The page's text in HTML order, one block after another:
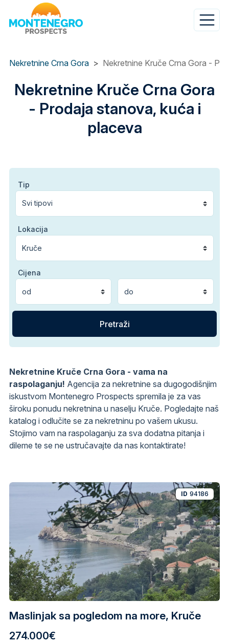
Nekretnine Crna Gora
Nekretnine Kruče Crna Gora -
Nekretnine Kruče Crna Gora
- Prodaja stanova, kuća i
placeva
Tip
Lokacija
Cijena
Nekretnine Kruče Crna Gora - vama na
raspolaganju! Agencija za nekretnine sa dugogodišnjim
iskustvom Montenegro Prospects spremila je za vas
široku ponudu nekretnina u naselju Kruče. Pogledajte naš
katalog i odlučite se za nekretninu po vašem ukusu.
Stojimo vam na raspolaganju za sva dodatna pitanja i
dileme te se ne ustručavajte da nas kontaktirate!
Maslinjak sa pogledom na more, Kruče
ID 94186
274.000€